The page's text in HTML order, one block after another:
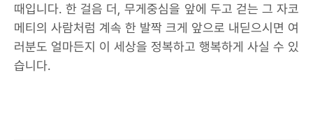
때입니다. 한 걸음 더, 무게중심을 앞에 두고 걷는 그 자코
메티의 사람처럼 계속 한 발짝 크게 앞으로 내딛으시면 여
러분도 얼마든지 이 세상을 정복하고 행복하게 사실 수 있
습니다.